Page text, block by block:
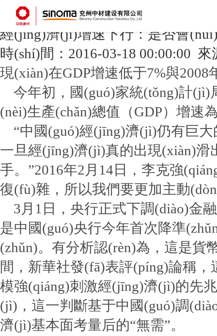
线网站观看-av男人的天堂在线-h成人在线
您當(dāng)前的位置：首頁>新聞中心>行業(yè)新聞
經(jīng)濟(jì)增速下行：是否會
時(shí)間：2016-03-18 00:00:00
現(xiàn)在GDP增速低于7%與
今年初，國(guó)家統(tǒng)計(jì)
(nèi)生產(chǎn)總值（GDP）增速
“中國(guó)經(jīng)濟(jì)仍有巨大
一旦經(jīng)濟(jì)真的出現(xiàn)滑
手。”2016年2月14日，李克強
復(fù)雜，所以我們要更加主動
3月1日，央行正式下調(diào)金
是中國(guó)央行今年首次降準
(zhǔn)。有分析認(rèn)為，這是貨
間，新華社發(fā)表評(píng)論稱
模強(qiáng)刺激經(jīng)濟(jì)的先
(jì)，這一判斷基于中國(guó)調
濟(jì)基本面考量后的“無需”。